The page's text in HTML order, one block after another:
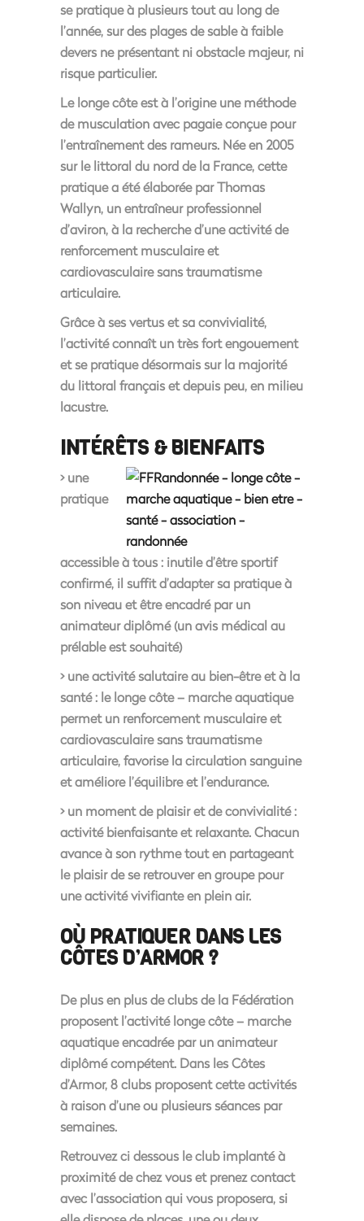
se pratique à plusieurs tout au long de
l’année, sur des plages de sable à faible
devers ne présentant ni obstacle majeur, ni
risque particulier.
Le longe côte est à l’origine une méthode
de musculation avec pagaie conçue pour
l’entraînement des rameurs. Née en 2005
sur le littoral du nord de la France, cette
pratique a été élaborée par Thomas
Wallyn, un entraîneur professionnel
d’aviron, à la recherche d’une activité de
renforcement musculaire et
cardiovasculaire sans traumatisme
articulaire.
Grâce à ses vertus et sa convivialité,
l’activité connaît un très fort engouement
et se pratique désormais sur la majorité
du littoral français et depuis peu, en milieu
lacustre.
INTÉRÊTS & BIENFAITS
> une
pratique
accessible à tous : inutile d’être sportif
confirmé, il suffit d’adapter sa pratique à
son niveau et être encadré par un
animateur diplômé (un avis médical au
prélable est souhaité)
> une activité salutaire au bien-être et à la
santé : le longe côte – marche aquatique
permet un renforcement musculaire et
cardiovasculaire sans traumatisme
articulaire, favorise la circulation sanguine
et améliore l’équilibre et l’endurance.
> un moment de plaisir et de convivialité :
activité bienfaisante et relaxante. Chacun
avance à son rythme tout en partageant
le plaisir de se retrouver en groupe pour
une activité vivifiante en plein air.
OÙ PRATIQUER DANS LES
CÔTES D’ARMOR ?
De plus en plus de clubs de la Fédération
proposent l’activité longe côte – marche
aquatique encadrée par un animateur
diplômé compétent. Dans les Côtes
d’Armor, 8 clubs proposent cette activités
à raison d’une ou plusieurs séances par
semaines.
Retrouvez ci dessous le club implanté à
proximité de chez vous et prenez contact
avec l’association qui vous proposera, si